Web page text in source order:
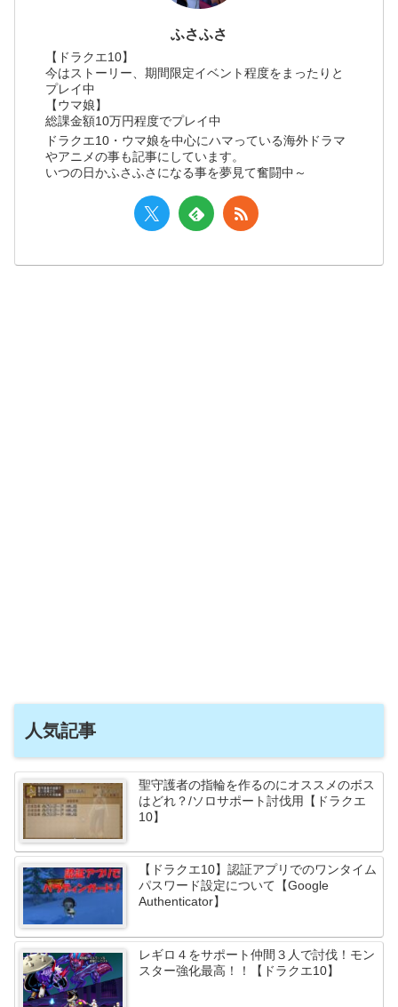
ふさふさ
【ドラクエ10】
今はストーリー、期間限定イベント程度をまったりと
プレイ中
【ウマ娘】
総課金額10万円程度でプレイ中
ドラクエ10・ウマ娘を中心にハマっている海外ドラマ
やアニメの事も記事にしています。
いつの日かふさふさになる事を夢見て奮闘中～
人気記事
聖守護者の指輪を作るのにオススメのボス
はどれ？/ソロサポート討伐用【ドラクエ
10】
【ドラクエ10】認証アプリでのワンタイム
パスワード設定について【Google
Authenticator】
レギロ４をサポート仲間３人で討伐！モン
スター強化最高！！【ドラクエ10】